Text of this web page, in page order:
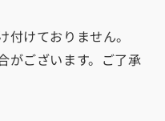
けておりません。
がございます。ご了承